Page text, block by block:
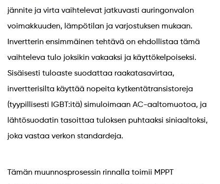
jännite ja virta vaihtelevat jatkuvasti auringonvalon
voimakkuuden, lämpötilan ja varjostuksen mukaan.
Invertterin ensimmäinen tehtävä on ehdollistaa tämä
vaihteleva tulo joksikin vakaaksi ja käyttökelpoiseksi.
Sisäisesti tuloaste suodattaa raakatasavirtaa,
invertterisilta käyttää nopeita kytkentätransistoreja
(tyypillisesti IGBT:itä) simuloimaan AC-aaltomuotoa, ja
lähtösuodatin tasoittaa tuloksen puhtaaksi siniaaltoksi,
joka vastaa verkon standardeja.
Tämän muunnosprosessin rinnalla toimii MPPT